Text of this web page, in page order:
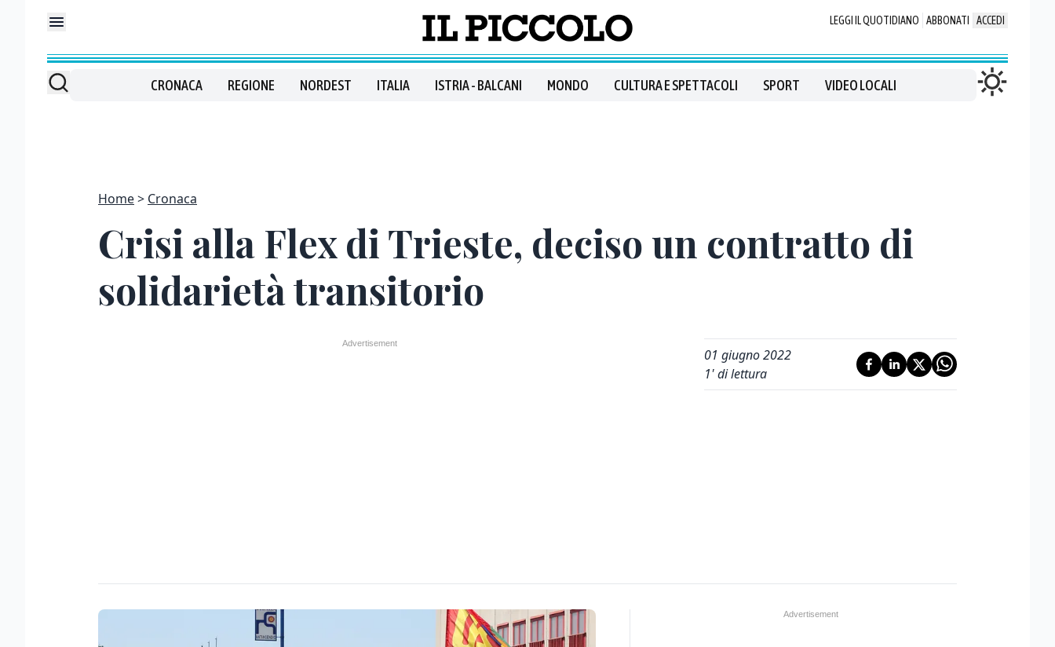
LEGGI IL QUOTIDIANO ABBONATI ACCEDI
CRONACA REGIONE NORDEST ITALIA ISTRIA - BALCANI MONDO CULTURA E SPETTACOLI SPORT VIDEO LOCALI
Home Cronaca
Crisi alla Flex di Trieste, deciso un contratto di
solidarietà transitorio
01 giugno 2022
1' di lettura